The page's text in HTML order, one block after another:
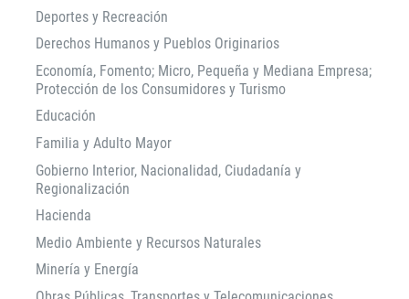
Deportes y Recreación
Derechos Humanos y Pueblos Originarios
Economía, Fomento; Micro, Pequeña y Mediana Empresa;
Protección de los Consumidores y Turismo
Educación
Familia y Adulto Mayor
Gobierno Interior, Nacionalidad, Ciudadanía y
Regionalización
Hacienda
Medio Ambiente y Recursos Naturales
Minería y Energía